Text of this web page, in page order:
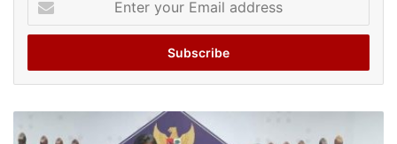
your
Email